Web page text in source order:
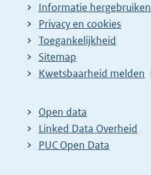
Informatie hergebruiken
Privacy en cookies
Toegankelijkheid
Sitemap
E
t
e
r
Kwetsbaarheid melden
Open data
Linked Data Overheid
PUC Open Data